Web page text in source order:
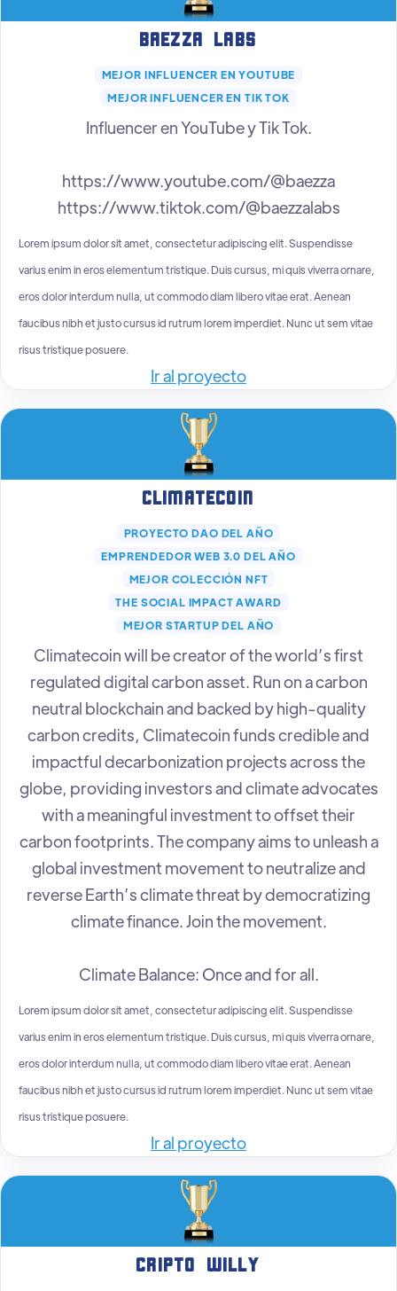
Baezza Labs
MEJOR INFLUENCER EN YOUTUBE
MEJOR INFLUENCER EN TIK TOK
Influencer en YouTube y Tik Tok.
https://www.youtube.com/@baezza
https://www.tiktok.com/@baezzalabs
Lorem ipsum dolor sit amet, consectetur adipiscing elit. Suspendisse
varius enim in eros elementum tristique. Duis cursus, mi quis viverra ornare,
eros dolor interdum nulla, ut commodo diam libero vitae erat. Aenean
faucibus nibh et justo cursus id rutrum lorem imperdiet. Nunc ut sem vitae
risus tristique posuere.
Ir al proyecto
Climatecoin
PROYECTO DAO DEL AÑO
EMPRENDEDOR WEB 3.0 DEL AÑO
MEJOR COLECCIÓN NFT
THE SOCIAL IMPACT AWARD
MEJOR STARTUP DEL AÑO
Climatecoin will be creator of the world’s first
regulated digital carbon asset. Run on a carbon
neutral blockchain and backed by high-quality
carbon credits, Climatecoin funds credible and
impactful decarbonization projects across the
globe, providing investors and climate advocates
with a meaningful investment to offset their
carbon footprints. The company aims to unleash a
global investment movement to neutralize and
reverse Earth’s climate threat by democratizing
climate finance. Join the movement.
Climate Balance: Once and for all.
Lorem ipsum dolor sit amet, consectetur adipiscing elit. Suspendisse
varius enim in eros elementum tristique. Duis cursus, mi quis viverra ornare,
eros dolor interdum nulla, ut commodo diam libero vitae erat. Aenean
faucibus nibh et justo cursus id rutrum lorem imperdiet. Nunc ut sem vitae
risus tristique posuere.
Ir al proyecto
Cripto Willy